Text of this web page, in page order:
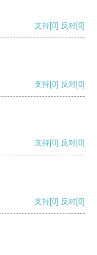
支持[0] 反对[0]
支持[0] 反对[0]
支持[0] 反对[0]
支持[0] 反对[0]